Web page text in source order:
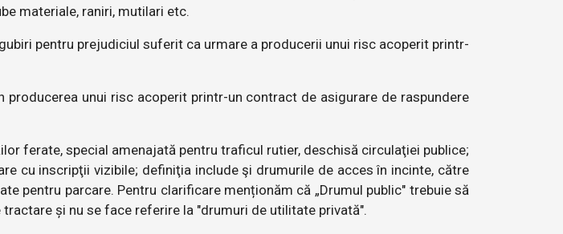
materiale, raniri, mutilari etc.
pentru prejudiciul suferit ca urmare a producerii unui risc acoperit printr-
unui risc acoperit printr-un contract de asigurare de raspundere
ferate, special amenajată pentru traficul rutier, deschisă circulaţiei publice;
cu inscripţii vizibile; definiţia include şi drumurile de acces în incinte, către
pentru parcare. Pentru clarificare menționăm că „Drumul public" trebuie să
și nu se face referire la "drumuri de utilitate privată".